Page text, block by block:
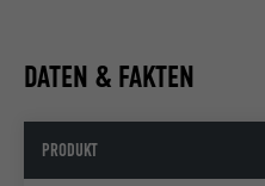
DATEN & FAKTEN
PRODUKT